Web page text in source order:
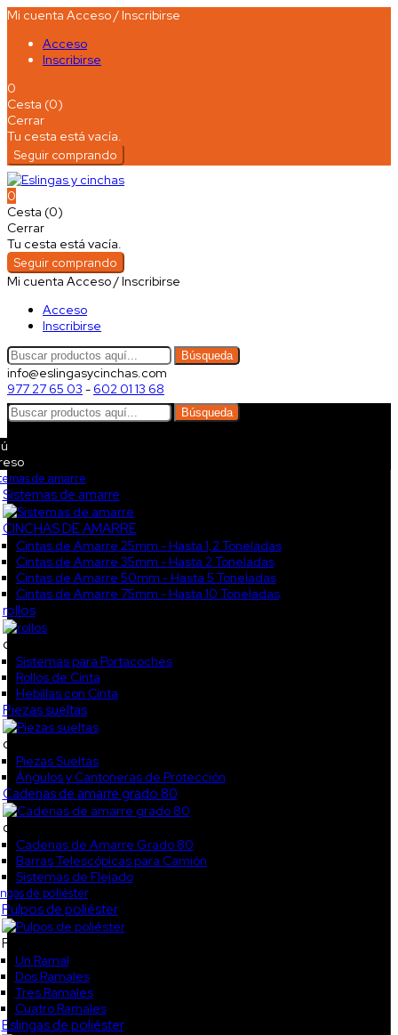
Mi cuenta Acceso / Inscribirse
Acceso
Inscribirse
0
Cesta (0)
Cerrar
Tu cesta está vacía.
Seguir comprando
0
Cesta (0)
Cerrar
Tu cesta está vacía.
Seguir comprando
Mi cuenta Acceso / Inscribirse
Acceso
Inscribirse
Búsqueda
info@eslingasycinchas.com
977 27 65 03 - 602 01 13 68
Búsqueda
de amarre
Sistemas de amarre
CINCHAS DE AMARRE
Cintas de Amarre 25mm - Hasta 1,2 Toneladas
Cintas de Amarre 35mm - Hasta 2 Toneladas
Cintas de Amarre 50mm - Hasta 5 Toneladas
Cintas de Amarre 75mm - Hasta 10 Toneladas
rollos
col3
Sistemas para Portacoches
Rollos de Cinta
Hebillas con Cinta
Piezas sueltas
col4
Piezas Sueltas
Ángulos y Cantoneras de Protección
Cadenas de amarre grado 80
col5
Cadenas de Amarre Grado 80
Barras Telescópicas para Camión
Sistemas de Flejado
de poliéster
Pulpos de poliéster
Pulpos de poliéster
Un Ramal
Dos Ramales
Tres Ramales
Cuatro Ramales
Eslingas de poliéster